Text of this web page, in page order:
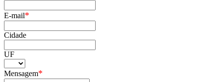
E-mail*
Cidade
UF
Mensagem*